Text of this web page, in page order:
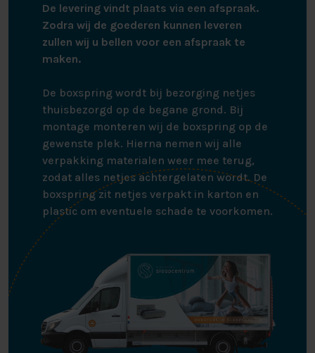
– Geschikt voor toppermatrassen tot 12 cm
– De lengte van de split is 85 cm.
De levering vindt plaats via een afspraak.
Zodra wij de goederen kunnen leveren
zullen wij u bellen voor een afspraak te
maken.
De boxspring wordt bij bezorging netjes
thuisbezorgd op de begane grond. Bij
montage monteren wij de boxspring op de
gewenste plek. Hierna nemen wij alle
verpakking materialen weer mee terug,
zodat alles netjes achtergelaten wordt. De
boxspring zit netjes verpakt in karton en
plastic om eventuele schade te voorkomen.